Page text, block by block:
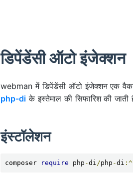
डिपेंडेंसी ऑटो इंजेक्शन
webman में डिपेंडेंसी ऑटो इंजेक्शन एक
php-di के इस्तेमाल की सिफारिश की
इंस्टॉलेशन
composer require php -di /php -di :^